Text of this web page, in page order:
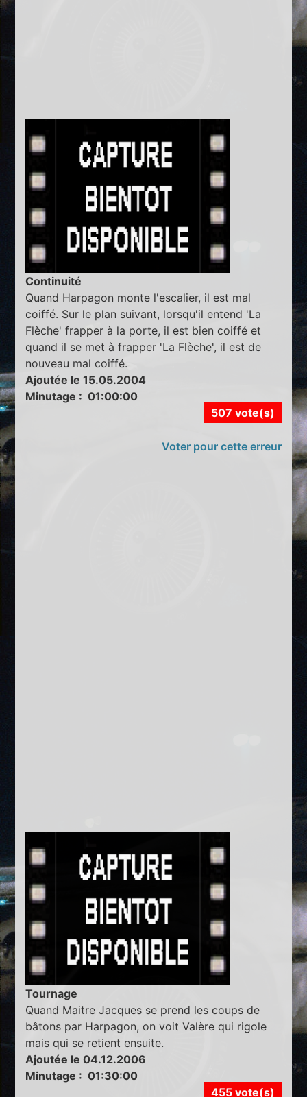
Continuité
Quand Harpagon monte l'escalier, il est mal
coiffé. Sur le plan suivant, lorsqu'il entend 'La
Flèche' frapper à la porte, il est bien coiffé et
quand il se met à frapper 'La Flèche', il est de
nouveau mal coiffé.
Ajoutée le 15.05.2004
Minutage : 01:00:00
507 vote(s)
Voter pour cette erreur
Tournage
Quand Maitre Jacques se prend les coups de
bâtons par Harpagon, on voit Valère qui rigole
mais qui se retient ensuite.
Ajoutée le 04.12.2006
Minutage : 01:30:00
455 vote(s)